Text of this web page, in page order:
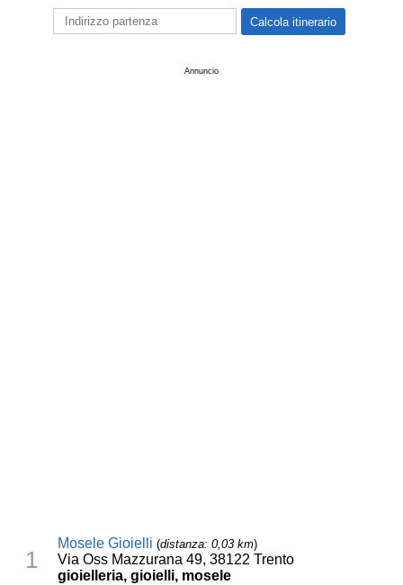
Annuncio
1
Mosele Gioielli (distanza: 0,03 km)
Via Oss Mazzurana 49, 38122 Trento
gioielleria, gioielli, mosele